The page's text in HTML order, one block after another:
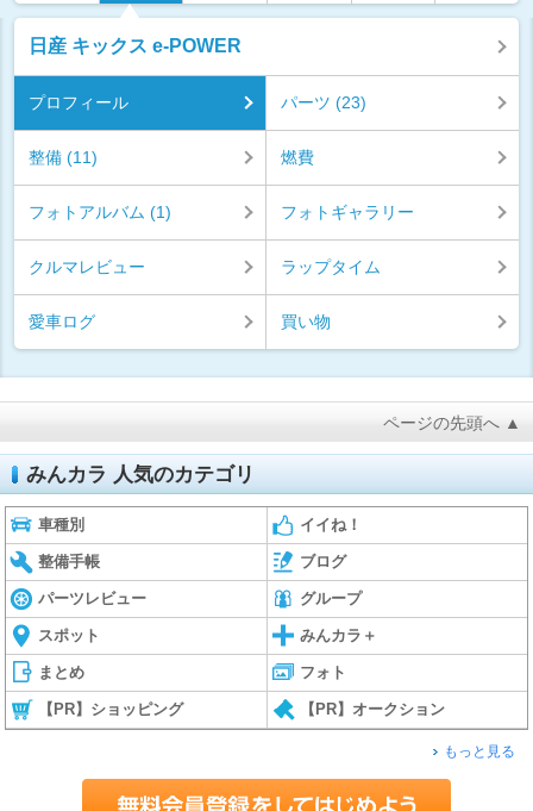
日産 キックス e-POWER
プロフィール パーツ (23)
整備 (11) 燃費
フォトアルバム (1) フォトギャラリー
クルマレビュー ラップタイム
愛車ログ 買い物
ページの先頭へ ▲
みんカラ 人気のカテゴリ
車種別 イイね！
整備手帳 ブログ
パーツレビュー グループ
スポット みんカラ＋
まとめ フォト
【PR】ショッピング 【PR】オークション
もっと見る